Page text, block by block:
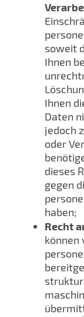
soweit
Ihnen
Ihnen
Daten
jedoch
oder
dieses
gegen
haben;
Recht
können